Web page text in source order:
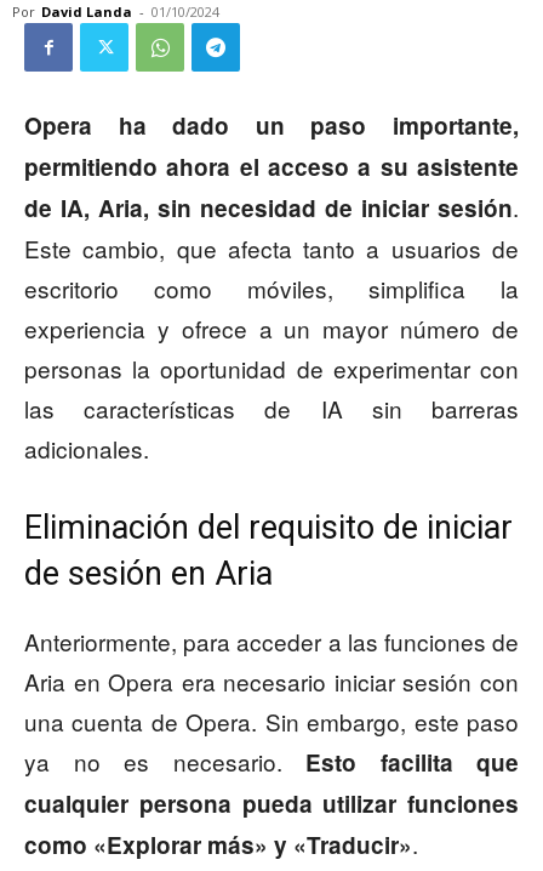
Por David Landa - 01/10/2024
Opera ha dado un paso importante,
permitiendo ahora el acceso a su asistente
de IA, Aria, sin necesidad de iniciar sesión.
Este cambio, que afecta tanto a usuarios de
escritorio como móviles, simplifica la
experiencia y ofrece a un mayor número de
personas la oportunidad de experimentar con
las características de IA sin barreras
adicionales.
Eliminación del requisito de iniciar
de sesión en Aria
Anteriormente, para acceder a las funciones de
Aria en Opera era necesario iniciar sesión con
una cuenta de Opera. Sin embargo, este paso
ya no es necesario. Esto facilita que
cualquier persona pueda utilizar funciones
como «Explorar más» y «Traducir».